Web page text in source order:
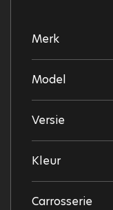
Merk
Model
Versie
Kleur
Carrosserie